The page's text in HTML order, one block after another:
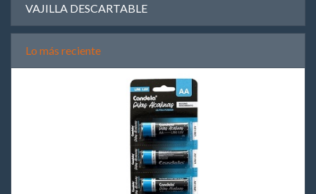
VAJILLA DESCARTABLE
Lo más reciente